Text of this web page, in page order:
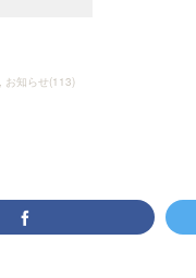
お知らせ(113)